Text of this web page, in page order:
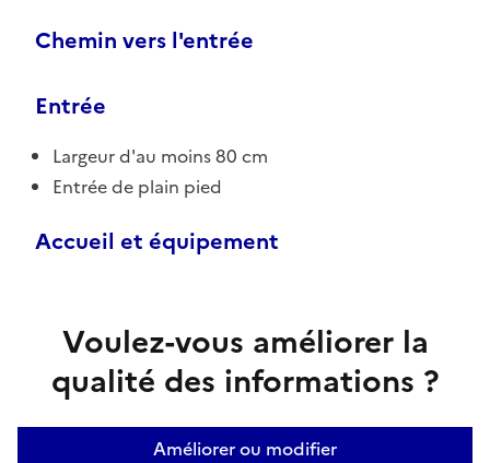
Chemin vers l'entrée
Entrée
Largeur d'au moins 80 cm
Entrée de plain pied
Accueil et équipement
Voulez-vous améliorer la
qualité des informations ?
Améliorer ou modifier